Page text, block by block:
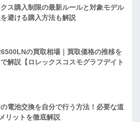
ス購入制限の最新ルールと対象モデル
を避ける購入方法も解説
の買取相場｜買取価格の推移を
解説【ロレックスコスモグラフデイト
電池交換を自分で行う方法！必要な道
リットを徹底解説